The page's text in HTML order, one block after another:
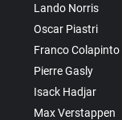
Lando Norris
Oscar Piastri
Franco Colapinto
Pierre Gasly
Isack Hadjar
Max Verstappen